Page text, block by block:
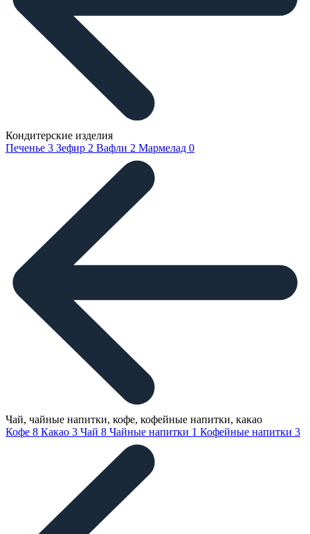
Кондитерские изделия
Печенье 3 Зефир 2 Вафли 2 Мармелад 0
Чай, чайные напитки, кофе, кофейные напитки, какао
Кофе 8 Какао 3 Чай 8 Чайные напитки 1 Кофейные напитки 3